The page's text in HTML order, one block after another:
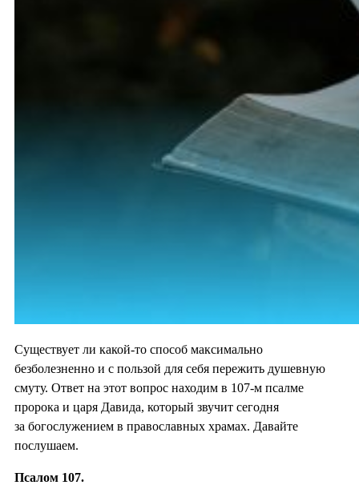
Существует ли какой-то способ максимально
безболезненно и с пользой для себя пережить душевную
смуту. Ответ на этот вопрос находим в 107-м псалме
пророка и царя Давида, который звучит сегодня
за богослужением в православных храмах. Давайте
послушаем.
Псалом 107.